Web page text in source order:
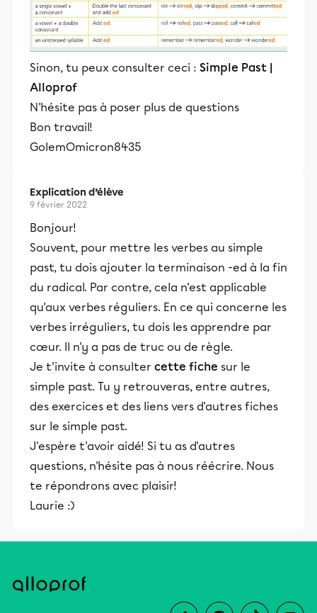
Sinon, tu peux consulter ceci : Simple Past |
Alloprof
N'hésite pas à poser plus de questions
Bon travail!
GolemOmicron8435
Explication d’élève
9 février 2022
Bonjour!
Souvent, pour mettre les verbes au simple
past, tu dois ajouter la terminaison -ed à la fin
du radical. Par contre, cela n'est applicable
qu'aux verbes réguliers. En ce qui concerne les
verbes irréguliers, tu dois les apprendre par
cœur. Il n'y a pas de truc ou de règle.
Je t'invite à consulter cette fiche sur le
simple past. Tu y retrouveras, entre autres,
des exercices et des liens vers d'autres fiches
sur le simple past.
J'espère t'avoir aidé! Si tu as d'autres
questions, n'hésite pas à nous réécrire. Nous
te répondrons avec plaisir!
Laurie :)